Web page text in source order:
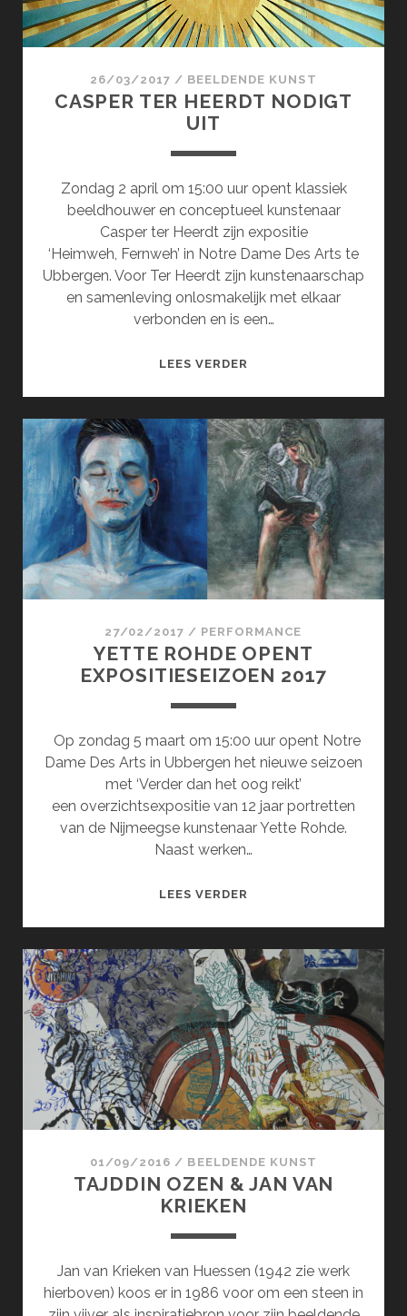
26/03/2017 / BEELDENDE KUNST
CASPER TER HEERDT NODIGT
UIT
Zondag 2 april om 15:00 uur opent klassiek
beeldhouwer en conceptueel kunstenaar
Casper ter Heerdt zijn expositie
‘Heimweh, Fernweh’ in Notre Dame Des Arts te
Ubbergen. Voor Ter Heerdt zijn kunstenaarschap
en samenleving onlosmakelijk met elkaar
verbonden en is een…
LEES VERDER
NODIGT
UIT
27/02/2017 / PERFORMANCE
YETTE ROHDE OPENT
EXPOSITIESEIZOEN 2017
Op zondag 5 maart om 15:00 uur opent Notre
Dame Des Arts in Ubbergen het nieuwe seizoen
met ‘Verder dan het oog reikt’
een overzichtsexpositie van 12 jaar portretten
van de Nijmeegse kunstenaar Yette Rohde.
Naast werken…
LEES VERDER
EXPOSITIESEIZOEN
2017
01/09/2016 / BEELDENDE KUNST
TAJDDIN OZEN & JAN VAN
KRIEKEN
Jan van Krieken van Huessen (1942 zie werk
hierboven) koos er in 1986 voor om een steen in